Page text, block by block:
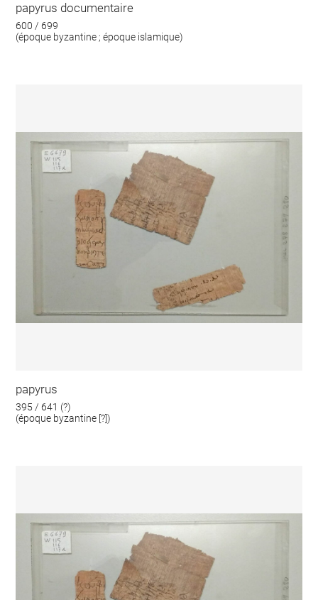
papyrus documentaire
600 / 699
(époque byzantine ; époque islamique)
papyrus
395 / 641 (?)
(époque byzantine [?])